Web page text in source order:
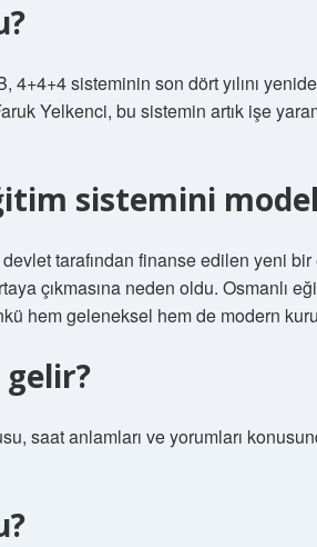
4+4+4 sisteminin son dört yılını
Yelkenci, bu sistemin artık işe
sistemini model
tarafından finanse edilen yeni
çıkmasına neden oldu. Osmanlı
hem geleneksel hem de modern
gelir?
saat anlamları ve yorumları